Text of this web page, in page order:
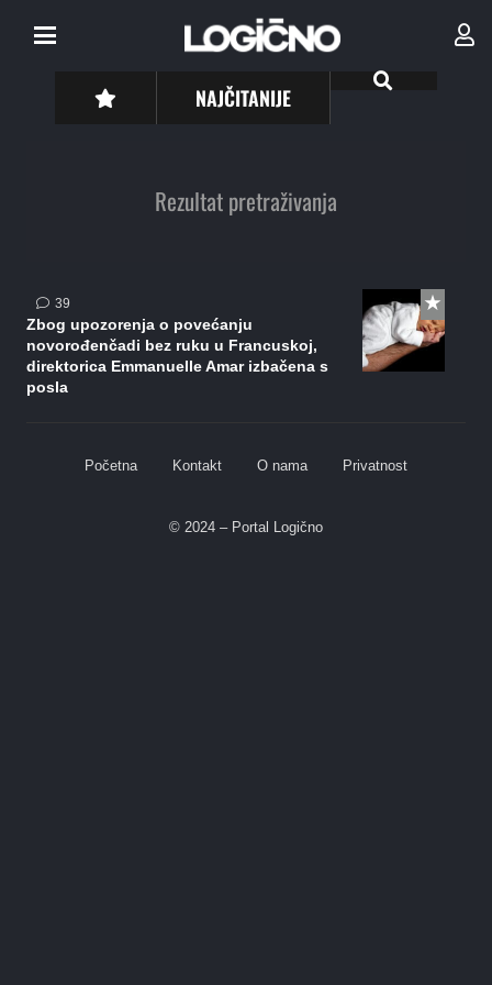
NAJČITANIJE
Rezultat pretraživanja
39komentara
Zbog upozorenja o povećanju
novorođenčadi bez ruku u Francuskoj,
direktorica Emmanuelle Amar izbačena s
posla
Početna Kontakt O nama Privatnost
© 2024 – Portal Logično